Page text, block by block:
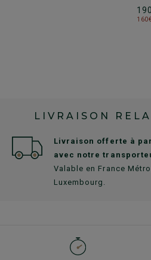
160€
LIVRAISON
Livraison offerte à
avec notre
Valable en France
Luxembourg.